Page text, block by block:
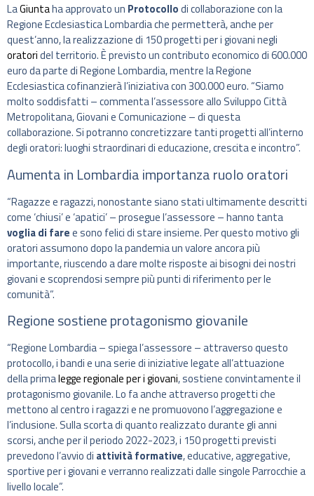
LaGiuntaha approvato un Protocollodi collaborazione con la
Regione Ecclesiastica Lombardia che permetterà, anche per
quest’anno, la realizzazione di 150 progetti per i giovani negli
oratoridel territorio. È previsto un contributo economico di 600.000
euro da parte di Regione Lombardia, mentre la Regione
Ecclesiastica cofinanzierà l’iniziativa con 300.000 euro. “Siamo
molto soddisfatti – commenta l’assessore allo Sviluppo Città
Metropolitana, Giovani e Comunicazione – di questa
collaborazione. Si potranno concretizzare tanti progetti all’interno
degli oratori: luoghi straordinari di educazione, crescita e incontro”.
Aumenta in Lombardia importanza ruolo oratori
“Ragazze e ragazzi, nonostante siano stati ultimamente descritti
come ‘chiusi’ e ‘apatici’ – prosegue l’assessore – hanno tanta
voglia di faree sono felici di stare insieme. Per questo motivo gli
oratori assumono dopo la pandemia un valore ancora più
importante, riuscendo a dare molte risposte ai bisogni dei nostri
giovani e scoprendosi sempre più punti di riferimento per le
comunità”.
Regione sostiene protagonismo giovanile
“Regione Lombardia – spiega l’assessore – attraverso questo
protocollo, i bandi e una serie di iniziative legate all’attuazione
della primalegge regionale per i giovani, sostiene convintamente il
protagonismo giovanile. Lo fa anche attraverso progetti che
mettono al centro i ragazzi e ne promuovono l’aggregazione e
l’inclusione. Sulla scorta di quanto realizzato durante gli anni
scorsi, anche per il periodo 2022-2023, i 150 progetti previsti
prevedono l’avvio di attività formative, educative, aggregative,
sportive per i giovani e verranno realizzati dalle singole Parrocchie a
livello locale”.